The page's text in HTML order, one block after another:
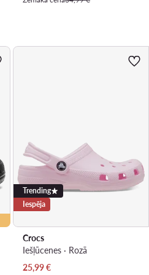
Trending
Iespēja
Crocs
Iešļūcenes · Rozā
Pašreizējā cena
25,99€